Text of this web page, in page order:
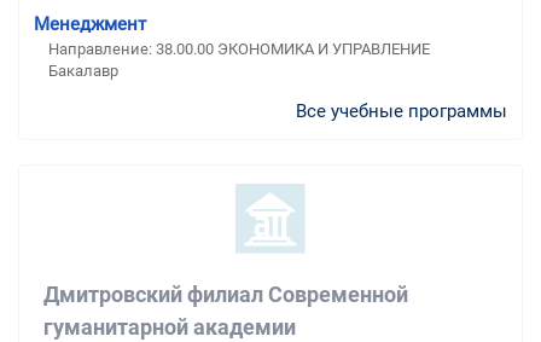
Менеджмент
Направление: 38.00.00 ЭКОНОМИКА И УПРАВЛЕНИЕ
Бакалавр
Все учебные программы
Дмитровский филиал Современной
гуманитарной академии